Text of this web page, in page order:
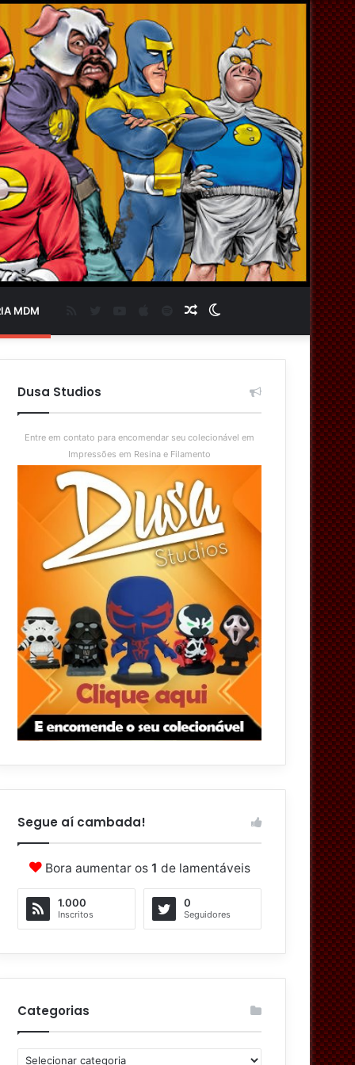
MDM
skin
Artigo
aleatório
Spotify
Dusa Studios
Entre em contato para encomendar seu colecionável em
Impressões em Resina e Filamento
Segue aí cambada!
Bora aumentar os 1 de lamentáveis
1.000
Inscritos
0
Seguidores
Categorias